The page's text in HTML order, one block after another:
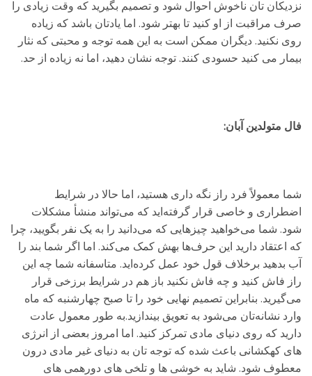
نزدیکان تان ناخوش احوال شود و تصمیم بگیرید که وقت زیادی را
صرف مراقبت از او کنید تا بهتر شود. اما یادتان باشد که زیاده
روی نکنید. دیگران ممکن است به این همه توجه و محبتی که نثار
بیمار می کنید حسودی کنند. توجه نشان دهید، اما نه زیاده از حد.
فال متولدین آبان:
شما معمولاً فرد راز نگه داری هستید، اما حالا در شرایط
اضطراری و خاصی قرار گرفته‌اید که می‌تواند منشأ مشکلات
شود. شما می‌خواهید چیزهایی که می‌دانید را به یک نفر بگویید، چرا
که اعتقاد دارید این حرف‌ها بهش کمک می‌کند. اما اگر شما بند را
آب بدهید برخلاف قول خود عمل کرده‌اید. متاسفانه شما چه این
راز فاش کنید و چه فاش نکنید باز هم در شرایط برزخی قرار
می‌گیرید. بنابراین تصمیم نهایی خود را تا صبح چهارشنبه که ماه
وارد نشانه‌تان می‌شود به تعویق بیندازید.به طور معمول عادت
دارید که روی دنیای مادی تمرکز کنید. اما امروز بعضی از انرژی
های کهکشانی باعث شده که توجه تان به دنیای غیر مادی درون
معطوف شود. شاید به خوشی ها و تلخی های دورهمی های